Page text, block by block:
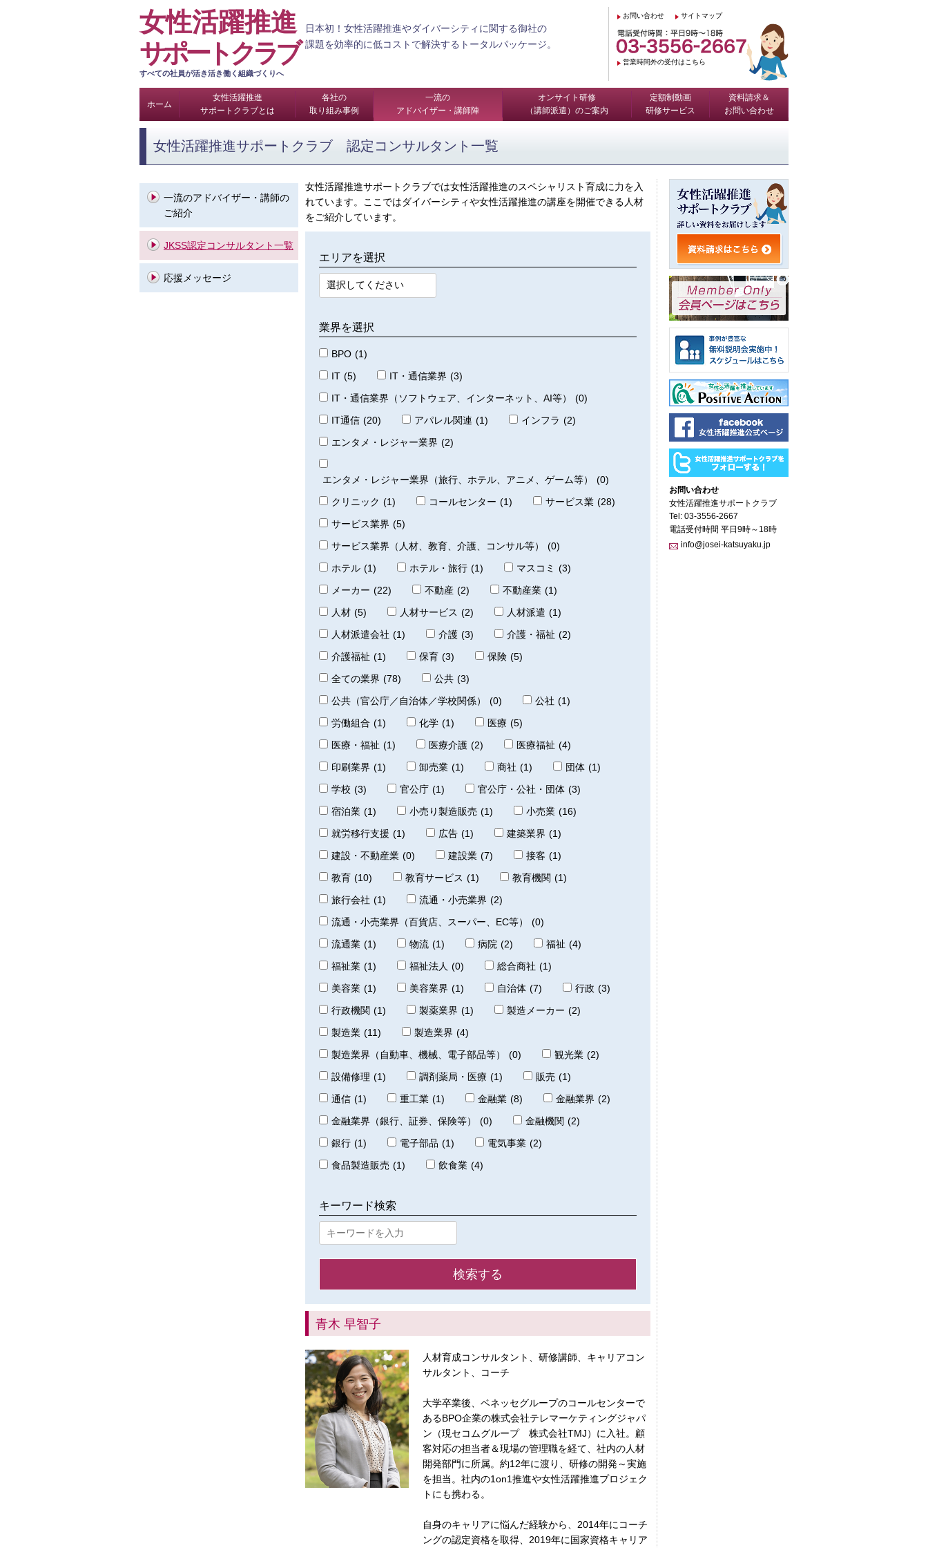
女性活躍推進
サポートクラブ
すべての社員が活き活き働く組織づくりへ
日本初！女性活躍推進やダイバーシティに関する御社の
課題を効率的に低コストで解決するトータルパッケージ。
お問い合わせ サイトマップ
営業時間外の受付はこちら
ホーム
女性活躍推進
サポートクラブとは
各社の
取り組み事例
一流の
アドバイザー・講師陣
オンサイト研修
（講師派遣）のご案内
定額制動画
研修サービス
資料請求＆
お問い合わせ
女性活躍推進サポートクラブ 認定コンサルタント一覧
女性活躍推進サポートクラブでは女性活躍推進のスペシャリスト育成に力を入
れています。ここではダイバーシティや女性活躍推進の講座を開催できる人材
をご紹介しています。
エリアを選択
業界を選択
BPO (1)
IT (5) IT・通信業界 (3)
IT・通信業界（ソフトウェア、インターネット、AI等）
(0)
IT通信 (20) アパレル関連 (1) インフラ (2)
エンタメ・レジャー業界 (2)
エンタメ・レジャー業界（旅行、ホテル、アニメ、ゲーム等）
(0)
クリニック (1) コールセンター (1) サービス業 (28)
サービス業界 (5)
サービス業界（人材、教育、介護、コンサル等）
(0)
ホテル (1) ホテル・旅行 (1) マスコミ (3)
メーカー (22) 不動産 (2) 不動産業 (1)
人材 (5) 人材サービス (2) 人材派遣 (1)
人材派遣会社 (1) 介護 (3) 介護・福祉 (2)
介護福祉 (1) 保育 (3) 保険 (5)
全ての業界 (78) 公共 (3)
公共（官公庁／自治体／学校関係）
(0) 公社 (1)
労働組合 (1) 化学 (1) 医療 (5)
医療・福祉 (1) 医療介護 (2) 医療福祉 (4)
印刷業界 (1) 卸売業 (1) 商社 (1) 団体 (1)
学校 (3) 官公庁 (1) 官公庁・公社・団体 (3)
宿泊業 (1) 小売り製造販売 (1) 小売業 (16)
就労移行支援 (1) 広告 (1) 建築業界 (1)
建設・不動産業 (0) 建設業 (7) 接客 (1)
教育 (10) 教育サービス (1) 教育機関 (1)
旅行会社 (1) 流通・小売業界 (2)
流通・小売業界（百貨店、スーパー、EC等）
(0)
流通業 (1) 物流 (1) 病院 (2) 福祉 (4)
福祉業 (1) 福祉法人 (0) 総合商社 (1)
美容業 (1) 美容業界 (1) 自治体 (7) 行政 (3)
行政機関 (1) 製薬業界 (1) 製造メーカー (2)
製造業 (11) 製造業界 (4)
製造業界（自動車、機械、電子部品等）
(0) 観光業 (2)
設備修理 (1) 調剤薬局・医療 (1) 販売 (1)
通信 (1) 重工業 (1) 金融業 (8) 金融業界 (2)
金融業界（銀行、証券、保険等）
(0) 金融機関 (2)
銀行 (1) 電子部品 (1) 電気事業 (2)
食品製造販売 (1) 飲食業 (4)
キーワード検索
一流のアドバイザー・講師の
ご紹介
JKSS認定コンサルタント一覧
応援メッセージ
青木 早智子
人材育成コンサルタント、研修講師、キャリアコン
サルタント、コーチ
大学卒業後、ベネッセグループのコールセンターで
あるBPO企業の株式会社テレマーケティングジャパ
ン（現セコムグループ 株式会社TMJ）に入社。顧
客対応の担当者＆現場の管理職を経て、社内の人材
開発部門に所属。約12年に渡り、研修の開発～実施
を担当。社内の1on1推進や女性活躍推進プロジェク
トにも携わる。
自身のキャリアに悩んだ経験から、2014年にコーチ
ングの認定資格を取得、2019年に国家資格キャリア
お問い合わせ
女性活躍推進サポートクラブ
Tel: 03-3556-2667
電話受付時間 平日9時～18時
info@josei-katsuyaku.jp